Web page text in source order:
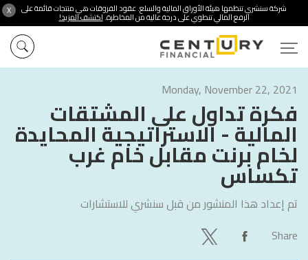
X شركة سنشري تنظمها هيئة الأوراق المالية والسلع. عقود الفروقات هي منتجات قائمة على
الرفع المالي تنطوي على درجة عالية من المخاطرة.اكتشف المزيد!
Monday, November 22, 2021
فكرة تداول على المشتقات
المالية - الاستراتيجية المحايدة
لخام برنت مقابل خام غرب
تكساس
تم إعداد هذا المنشور من قبل سنشري للاستشارات
Share